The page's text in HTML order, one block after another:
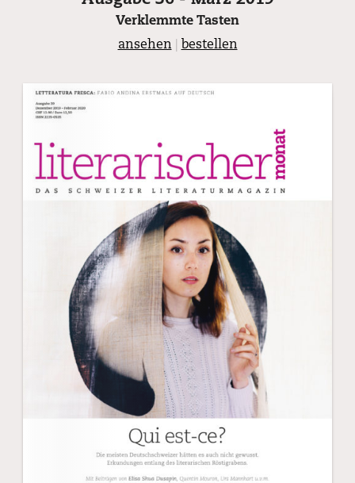
Verklemmte Tasten
ansehen
bestellen